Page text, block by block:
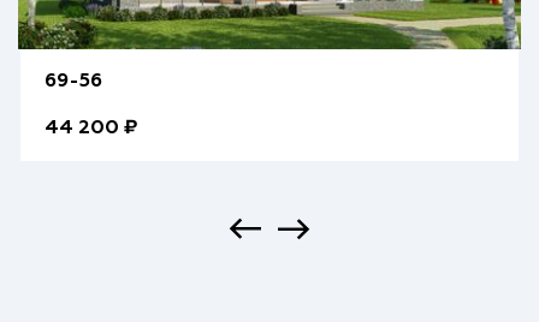
69-56
44 200 ₽